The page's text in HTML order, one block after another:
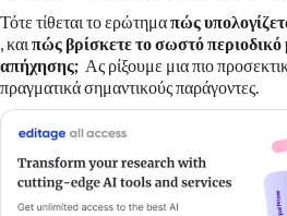
Τότε τίθεται το ερώτημαπώς
, και πώς βρίσκετε το σωστό
απήχησης; Ας ρίξουμε μια πιο
πραγματικά σημαντικούς παράγοντες.